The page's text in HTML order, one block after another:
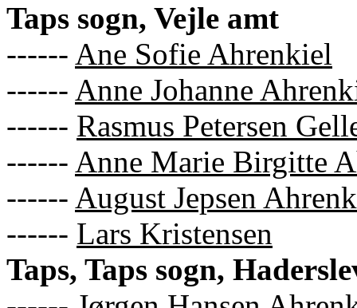
Taps sogn, Vejle amt
------ Ane Sofie Ahrenkiel
------ Anne Johanne
------ Rasmus Petersen
------ Anne Marie Birgitte
------ August Jepsen
------ Lars Kristensen
Taps, Taps sogn,